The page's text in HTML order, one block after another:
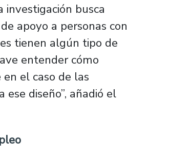
busca
apoyo a personas con
tienen algún tipo de
entender cómo
el caso de las
diseño”, añadió el